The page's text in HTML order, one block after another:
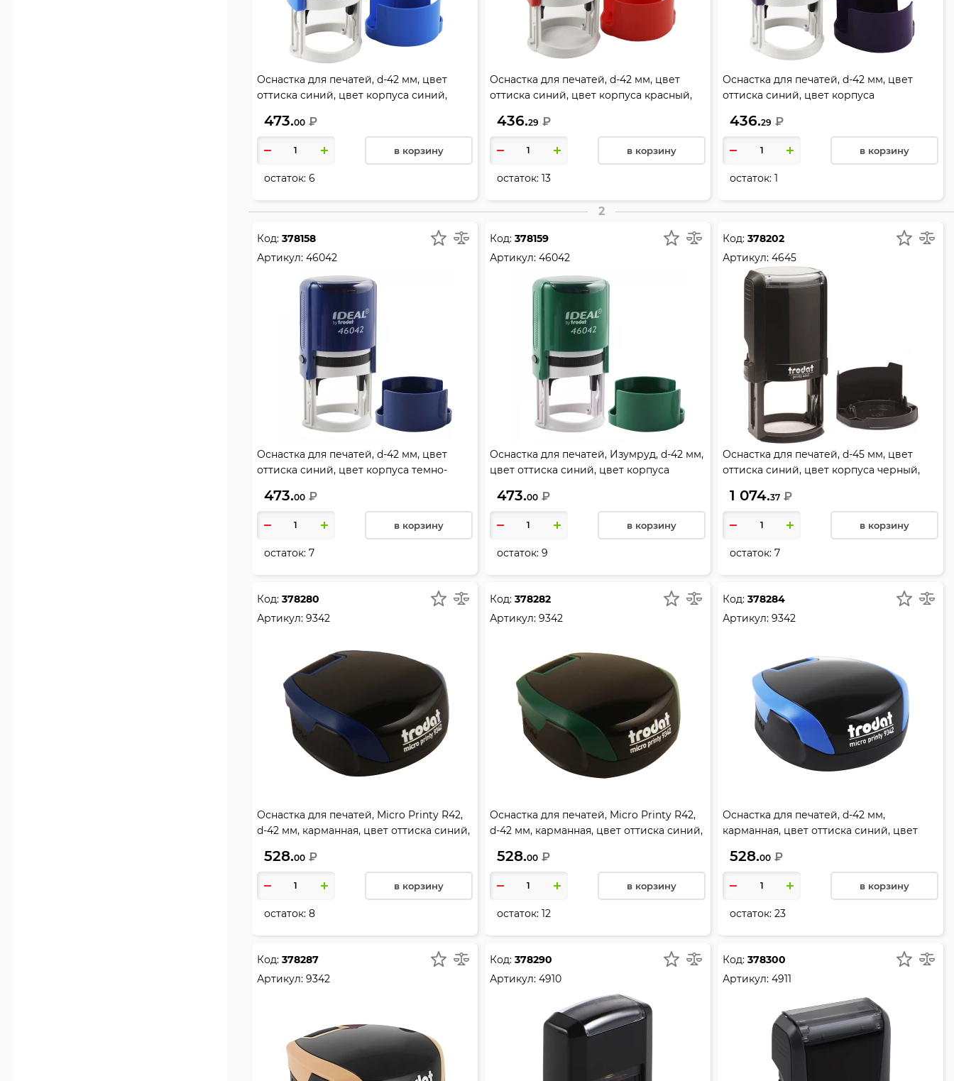
Оснастка для печатей, d-42 мм, цвет
оттиска синий, цвет корпуса синий,
473.00 ₽
в корзину
остаток: 6
Оснастка для печатей, d-42 мм, цвет
оттиска синий, цвет корпуса красный,
436.29 ₽
в корзину
остаток: 13
Оснастка для печатей, d-42 мм, цвет
оттиска синий, цвет корпуса
436.29 ₽
в корзину
остаток: 1
2
Код: 378158
Артикул: 46042
Оснастка для печатей, d-42 мм, цвет
оттиска синий, цвет корпуса темно-
473.00 ₽
в корзину
остаток: 7
Код: 378159
Артикул: 46042
Оснастка для печатей, Изумруд, d-42 мм,
цвет оттиска синий, цвет корпуса
473.00 ₽
в корзину
остаток: 9
Код: 378202
Артикул: 4645
Оснастка для печатей, d-45 мм, цвет
оттиска синий, цвет корпуса черный,
1 074.37 ₽
в корзину
остаток: 7
Код: 378280
Артикул: 9342
Оснастка для печатей, Micro Printy R42,
d-42 мм, карманная, цвет оттиска синий,
528.00 ₽
в корзину
остаток: 8
Код: 378282
Артикул: 9342
Оснастка для печатей, Micro Printy R42,
d-42 мм, карманная, цвет оттиска синий,
528.00 ₽
в корзину
остаток: 12
Код: 378284
Артикул: 9342
Оснастка для печатей, d-42 мм,
карманная, цвет оттиска синий, цвет
528.00 ₽
в корзину
остаток: 23
Код: 378287
Артикул: 9342
Код: 378290
Артикул: 4910
Код: 378300
Артикул: 4911